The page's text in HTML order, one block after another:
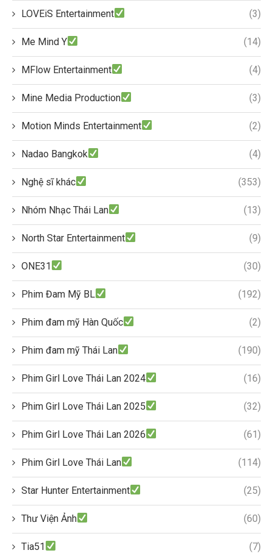
LOVEiS Entertainment (3)
Me Mind Y (14)
MFlow Entertainment (4)
Mine Media Production (3)
Motion Minds Entertainment (2)
Nadao Bangkok (4)
Nghệ sĩ khác (353)
Nhóm Nhạc Thái Lan (13)
North Star Entertainment (9)
ONE31 (30)
Phim Đam Mỹ BL (192)
Phim đam mỹ Hàn Quốc (2)
Phim đam mỹ Thái Lan (190)
Phim Girl Love Thái Lan 2024 (16)
Phim Girl Love Thái Lan 2025 (32)
Phim Girl Love Thái Lan 2026 (61)
Phim Girl Love Thái Lan (114)
Star Hunter Entertainment (25)
Thư Viện Ảnh (60)
Tia51 (7)